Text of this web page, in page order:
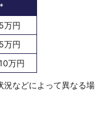
*
5万円
5万円
万円
況などによって異なる場